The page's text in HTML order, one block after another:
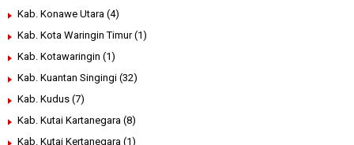
Kab. Konawe Utara (4)
Kab. Kota Waringin Timur (1)
Kab. Kotawaringin (1)
Kab. Kuantan Singingi (32)
Kab. Kudus (7)
Kab. Kutai Kartanegara (8)
Kab. Kutai Kertanegara (1)